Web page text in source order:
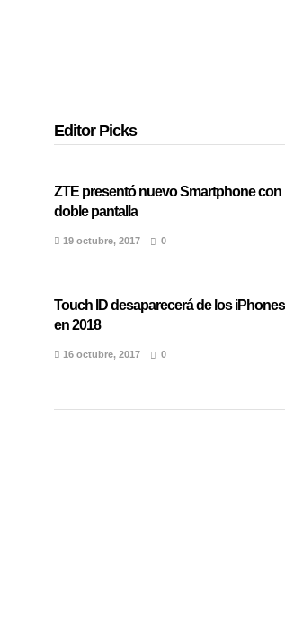
Editor Picks
ZTE presentó nuevo Smartphone con
doble pantalla
19 octubre, 2017 0
Touch ID desaparecerá de los iPhones
en 2018
16 octubre, 2017 0